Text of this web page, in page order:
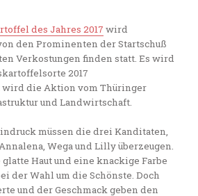
des Jahres 2017 wird
den Prominenten der Startschuß
Verkostungen finden statt. Es wird
2017
die Aktion vom Thüringer
und Landwirtschaft.
müssen die drei Kanditaten,
Wega und Lilly überzeugen.
Haut und eine knackige Farbe
der Wahl um die Schönste. Doch
und der Geschmack geben den